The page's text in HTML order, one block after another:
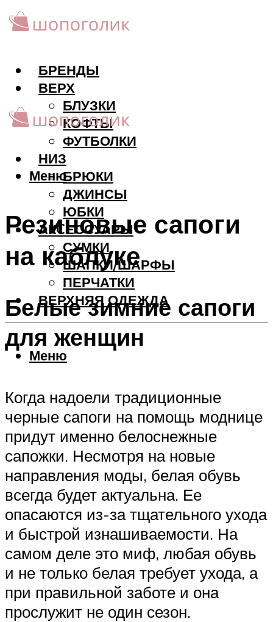
БРЕНДЫ
ВЕРХ
БЛУЗКИ
КОФТЫ
ФУТБОЛКИ
НИЗ
БРЮКИ
ДЖИНСЫ
ЮБКИ
АКCЕССУАРЫ
СУМКИ
ШАПКИ/ШАРФЫ
ПЕРЧАТКИ
ВЕРХНЯЯ ОДЕЖДА
Меню
Меню
Резиновые сапоги
на каблуке
Белые зимние сапоги
для женщин
Когда надоели традиционные
черные сапоги на помощь моднице
придут именно белоснежные
сапожки. Несмотря на новые
направления моды, белая обувь
всегда будет актуальна. Ее
опасаются из-за тщательного ухода
и быстрой изнашиваемости. На
самом деле это миф, любая обувь
и не только белая требует ухода, а
при правильной заботе и она
прослужит не один сезон.